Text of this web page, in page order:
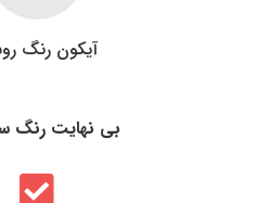
آیکون رنگ
بی نهایت رنگ